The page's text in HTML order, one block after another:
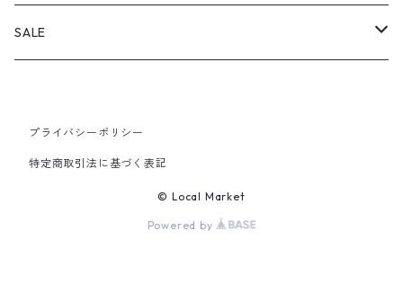
PANTS
SALE
PANTS
プライバシーポリシー
特定商取引法に基づく表記
© Local Market
Powered by